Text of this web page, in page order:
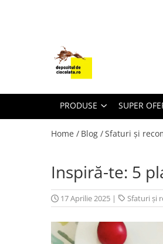
COLORANTI ALIMENTARI
GLAZURI, UMPLUTURI, CREME
USTENSILE SI FORME SILICON
FRISCA, UNT, LAPTE CONDENSAT
PRODUSE SUPER
Home / Blog /Sfaturi și
Inspiră-te: 5
17 Aprilie 2025 | Sfaturi și